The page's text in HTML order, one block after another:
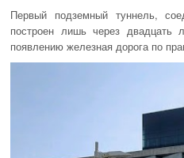
Первый подземный туннель,
построен лишь через
появлению железная дорога по